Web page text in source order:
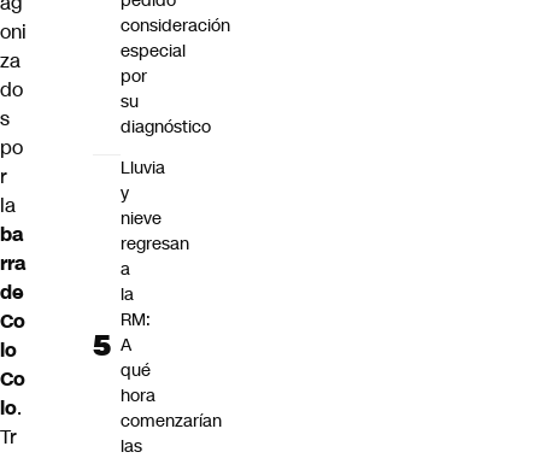
oni
za
do
s
po
r
la
ba
rra
de
Co
lo
Co
lo.
Tr
consideración
especial
por
su
diagnóstico
Lluvia
y
nieve
regresan
a
la
RM:
A
qué
hora
comenzarían
las